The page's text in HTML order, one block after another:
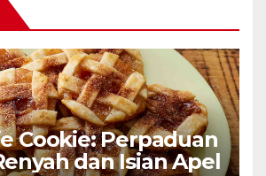
Cookie: Perpaduan
dan Isian Apel